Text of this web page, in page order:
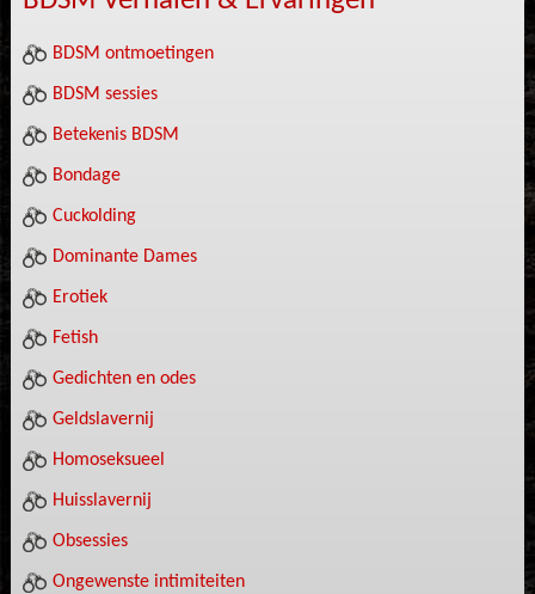
BDSM ontmoetingen
BDSM sessies
Betekenis BDSM
Bondage
Cuckolding
Dominante Dames
Erotiek
Fetish
Gedichten en odes
Geldslavernij
Homoseksueel
Huisslavernij
Obsessies
Ongewenste intimiteiten